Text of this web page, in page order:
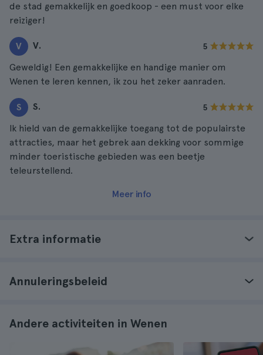
de stad gemakkelijk en goedkoop - een must voor elke
reiziger!
V V. 5
Geweldig! Een gemakkelijke en handige manier om
Wenen te leren kennen, ik zou het zeker aanraden.
S S. 5
Ik hield van de gemakkelijke toegang tot de populairste
attracties, maar het gebrek aan dekking voor sommige
minder toeristische gebieden was een beetje
teleurstellend.
Meer info
Extra informatie
Annuleringsbeleid
Andere activiteiten in Wenen